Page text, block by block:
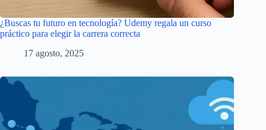
¿Buscas tu futuro en tecnología? Udemy regala un curso
práctico para elegir la carrera correcta
17 agosto, 2025